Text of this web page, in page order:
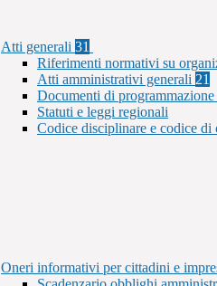
Atti generali 31
Riferimenti normativi su
Atti amministrativi generali 21
Documenti di programmazione
Statuti e leggi regionali
Codice disciplinare e codice di
Oneri informativi per cittadini e